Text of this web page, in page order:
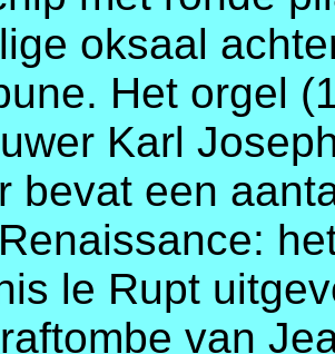
oksaal
Het orgel
Karl
bevat een
le Rupt
van